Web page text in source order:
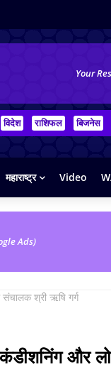
Your
विदेश राशिफल बिजनेस
महाराष्ट्र Video
Ads)
संचालक श्री ऋषि गर्ग
और